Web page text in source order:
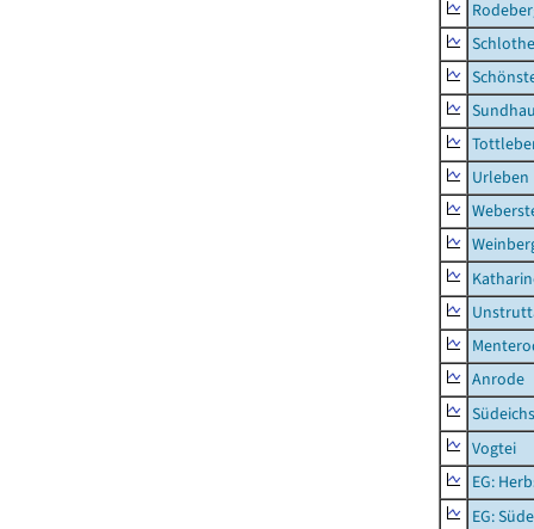
Urleben
Anrode
Vogtei
EG:
EG: